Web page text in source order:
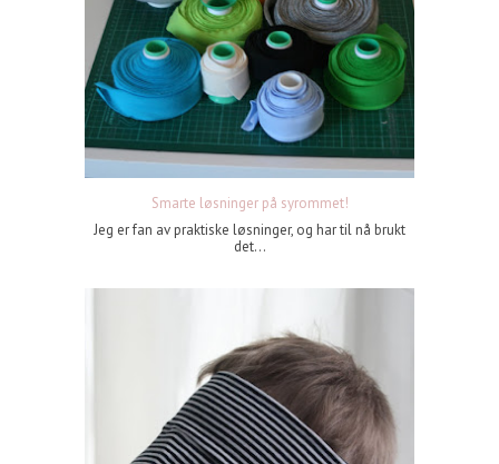
Smarte løsninger på syrommet!
Jeg er fan av praktiske løsninger, og har til nå brukt
det...